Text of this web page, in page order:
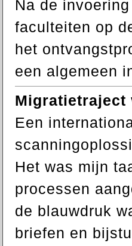
Na de
faculteiten op
het
een algemeen
Migratietraject
Een
Het was mijn
processen
de blauwdruk
briefen en